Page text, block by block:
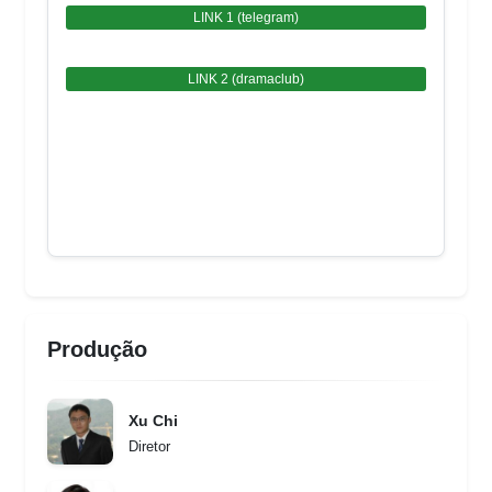
LINK 1 (telegram)
LINK 2 (dramaclub)
Produção
Xu Chi
Diretor